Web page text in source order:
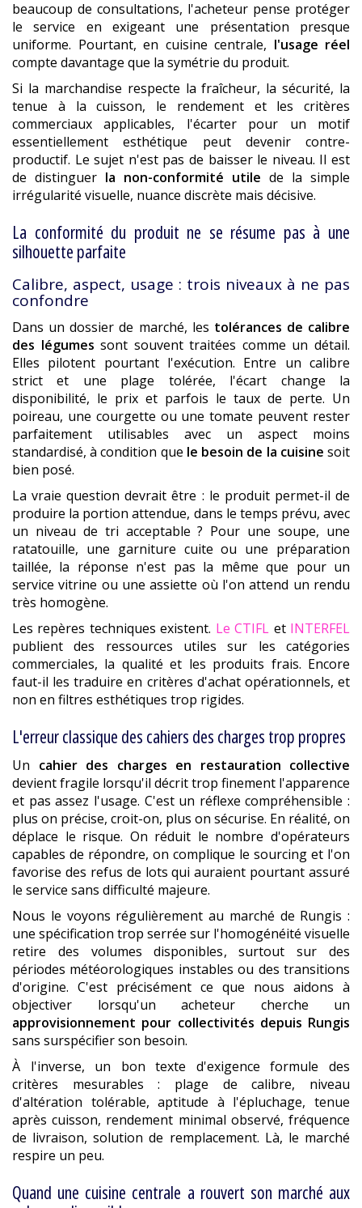
beaucoup de consultations, l'acheteur pense protéger
le service en exigeant une présentation presque
uniforme. Pourtant, en cuisine centrale, l'usage réel
compte davantage que la symétrie du produit.
Si la marchandise respecte la fraîcheur, la sécurité, la
tenue à la cuisson, le rendement et les critères
commerciaux applicables, l'écarter pour un motif
essentiellement esthétique peut devenir contre-
productif. Le sujet n'est pas de baisser le niveau. Il est
de distinguer la non-conformité utile de la simple
irrégularité visuelle, nuance discrète mais décisive.
La conformité du produit ne se résume pas à une
silhouette parfaite
Calibre, aspect, usage : trois niveaux à ne pas
confondre
Dans un dossier de marché, les tolérances de calibre
des légumes sont souvent traitées comme un détail.
Elles pilotent pourtant l'exécution. Entre un calibre
strict et une plage tolérée, l'écart change la
disponibilité, le prix et parfois le taux de perte. Un
poireau, une courgette ou une tomate peuvent rester
parfaitement utilisables avec un aspect moins
standardisé, à condition que le besoin de la cuisine soit
bien posé.
La vraie question devrait être : le produit permet-il de
produire la portion attendue, dans le temps prévu, avec
un niveau de tri acceptable ? Pour une soupe, une
ratatouille, une garniture cuite ou une préparation
taillée, la réponse n'est pas la même que pour un
service vitrine ou une assiette où l'on attend un rendu
très homogène.
Les repères techniques existent. Le CTIFL et INTERFEL
publient des ressources utiles sur les catégories
commerciales, la qualité et les produits frais. Encore
faut-il les traduire en critères d'achat opérationnels, et
non en filtres esthétiques trop rigides.
L'erreur classique des cahiers des charges trop propres
Un cahier des charges en restauration collective
devient fragile lorsqu'il décrit trop finement l'apparence
et pas assez l'usage. C'est un réflexe compréhensible :
plus on précise, croit-on, plus on sécurise. En réalité, on
déplace le risque. On réduit le nombre d'opérateurs
capables de répondre, on complique le sourcing et l'on
favorise des refus de lots qui auraient pourtant assuré
le service sans difficulté majeure.
Nous le voyons régulièrement au marché de Rungis :
une spécification trop serrée sur l'homogénéité visuelle
retire des volumes disponibles, surtout sur des
périodes météorologiques instables ou des transitions
d'origine. C'est précisément ce que nous aidons à
objectiver lorsqu'un acheteur cherche un
approvisionnement pour collectivités depuis Rungis
sans surspécifier son besoin.
À l'inverse, un bon texte d'exigence formule des
critères mesurables : plage de calibre, niveau
d'altération tolérable, aptitude à l'épluchage, tenue
après cuisson, rendement minimal observé, fréquence
de livraison, solution de remplacement. Là, le marché
respire un peu.
Quand une cuisine centrale a rouvert son marché aux